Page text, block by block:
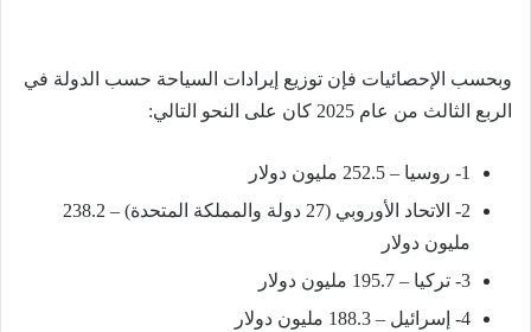
وبحسب الإحصائيات فإن توزيع إيرادات السياحة حسب الدولة في
الربع الثالث من عام 2025 كان على النحو التالي:
1- روسيا – 252.5 مليون دولار
2- الاتحاد الأوروبي (27 دولة والمملكة المتحدة) – 238.2
مليون دولار
3- تركيا – 195.7 مليون دولار
4- إسرائيل – 188.3 مليون دولار